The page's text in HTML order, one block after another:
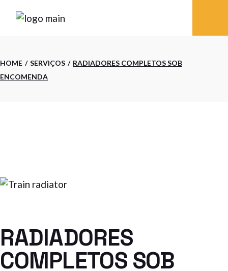
HOME SERVIÇOS
RADIADORES COMPLETOS SOB
ENCOMENDA
RADIADORES
COMPLETOS SOB